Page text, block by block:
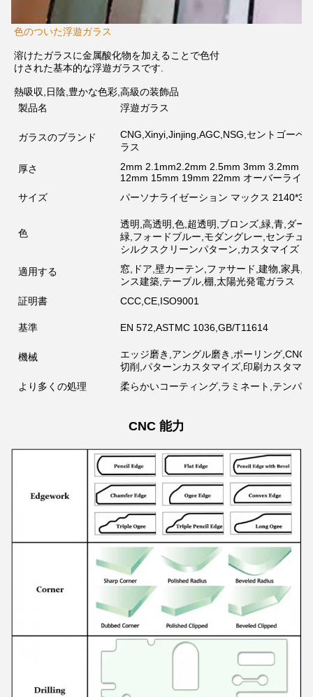
色のついた浮遊ガラス
溶けたガラスに金属酸化物を加えることで色付
けされた基本的な浮遊ガラスです.
熱吸収,日陰,豊かな色彩,高級の装飾品
製品名
浮遊ガラス
ガラスのブランド
CNG,Xinyi,Jinjing,AGC,NSG,セントゴーベ
ラス
厚さ
2mm 2.1mm2.2mm 2.5mm 3mm 3.2mm
12mm 15mm 19mm 22mm オーバーライン
サイズ
パーソナライゼーション マックス
色
透明,高透明,色,超透明,ブロンズ,緑,青,ダー
緑,フォードブルー,モダングレー,センチュ
シルクスクリーンパターン,カスタマイズ
適用する
窓,ドア,壁カーテン,ファサード,建物,家具,
ンス建築,テーブル,棚,太陽光発電ガラス
証明書
CCC,CE,ISO9001
基準 EN 572,ASTMC 1036,GB/T11614
機械
エッジ磨き,アングル磨き,ポーリング,CNC
切削,パターンカスタマイズ,印刷カスタマ
より多くの処理
柔らかいコーティング,ラミネート,テンパ
CNC 能力